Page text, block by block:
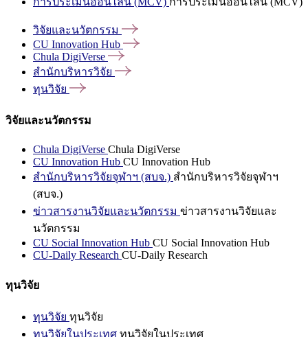
วิจัยและนวัตกรรม
CU Innovation Hub
Chula DigiVerse
สำนักบริหารวิจัย
ทุนวิจัย
วิจัยและนวัตกรรม
Chula DigiVerse Chula DigiVerse
CU Innovation Hub CU Innovation Hub
สำนักบริหารวิจัยจุฬาฯ (สบจ.) สำนักบริหารวิจัยจุฬาฯ
(สบจ.)
ข่าวสารงานวิจัยและนวัตกรรม ข่าวสารงานวิจัยและ
นวัตกรรม
CU Social Innovation Hub CU Social Innovation Hub
CU-Daily Research CU-Daily Research
ทุนวิจัย
ทุนวิจัย ทุนวิจัย
ทุนวิจัยในประเทศ ทุนวิจัยในประเทศ